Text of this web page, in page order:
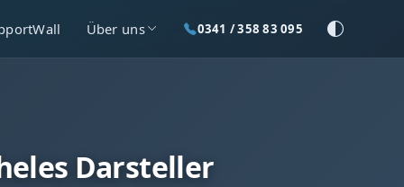
Über uns 0341 / 358 83 095
Darsteller